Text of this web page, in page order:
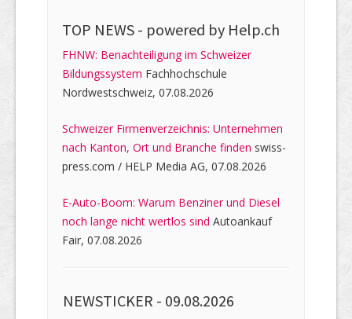
TOP NEWS - powered by Help.ch
FHNW: Benachteiligung im Schweizer
Bildungssystem Fachhochschule
Nordwestschweiz, 07.08.2026
Schweizer Firmenverzeichnis: Unternehmen
nach Kanton, Ort und Branche finden swiss-
press.com / HELP Media AG, 07.08.2026
E-Auto-Boom: Warum Benziner und Diesel
noch lange nicht wertlos sind Autoankauf
Fair, 07.08.2026
NEWSTICKER - 09.08.2026